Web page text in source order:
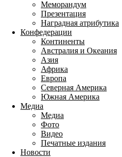
Меморандум
Презентация
Наградная атрибутика
Конфедерации
Континенты
Австралия и Океания
Азия
Африка
Европа
Северная Америка
Южная Америка
Медиа
Медиа
Фото
Видео
Печатные издания
Новости